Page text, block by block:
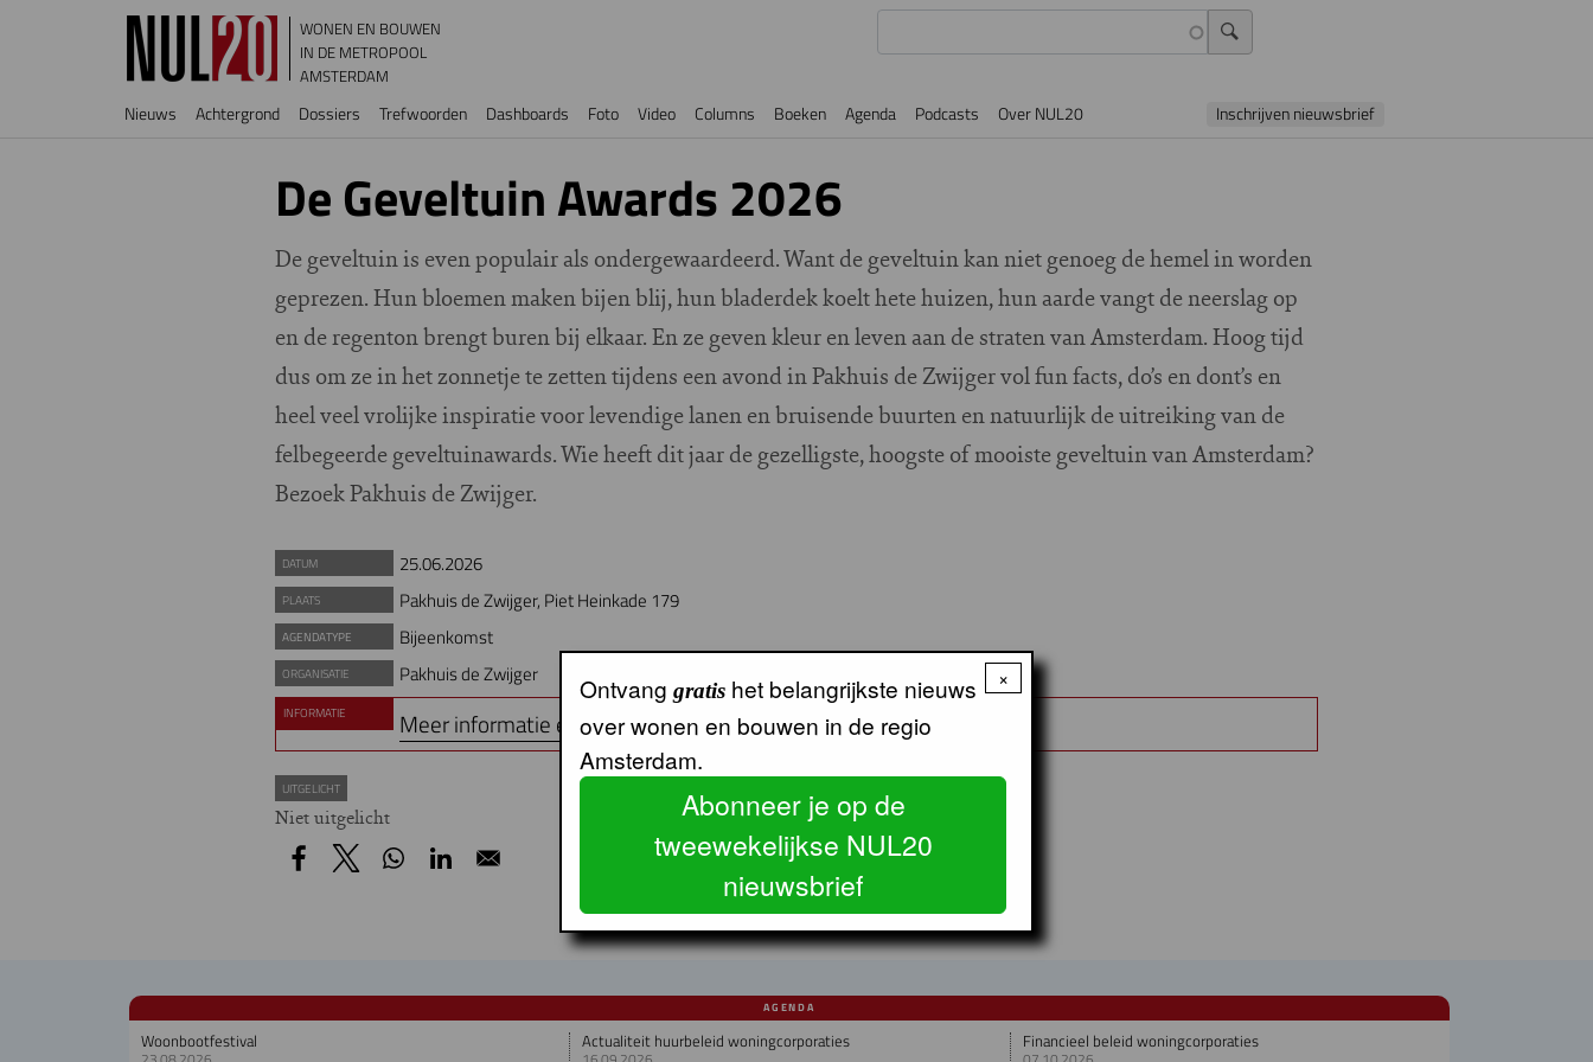
Overslaan en naar de inhoud gaan
WONEN EN BOUWEN
IN DE METROPOOL
AMSTERDAM
Hoofdnavigatie
Nieuws Achtergrond Dossiers Trefwoorden Dashboards Foto Video Columns Boeken Agenda Podcasts Over NUL20 Inschrijven nieuwsbrief
De Geveltuin Awards 2026
De geveltuin is even populair als ondergewaardeerd. Want de geveltuin kan niet genoeg de hemel in worden
geprezen. Hun bloemen maken bijen blij, hun bladerdek koelt hete huizen, hun aarde vangt de neerslag op
en de regenton brengt buren bij elkaar. En ze geven kleur en leven aan de straten van Amsterdam. Hoog tijd
dus om ze in het zonnetje te zetten tijdens een avond in Pakhuis de Zwijger vol fun facts, do’s en dont’s en
heel veel vrolijke inspiratie voor levendige lanen en bruisende buurten en natuurlijk de uitreiking van de
felbegeerde geveltuinawards. Wie heeft dit jaar de gezelligste, hoogste of mooiste geveltuin van Amsterdam?
Bezoek Pakhuis de Zwijger.
DATUM 25.06.2026
PLAATS Pakhuis de Zwijger, Piet Heinkade 179
AGENDATYPE Bijeenkomst
ORGANISATIE Pakhuis de Zwijger
INFORMATIE Meer informatie en aanmelden
UITGELICHT
Niet uitgelicht
AGENDA
Woonbootfestival Actualiteit huurbeleid woningcorporaties Financieel beleid woningcorporaties
×
Ontvang gratis het belangrijkste nieuws
over wonen en bouwen in de regio
Amsterdam.
Abonneer je op de
tweewekelijkse NUL20
nieuwsbrief